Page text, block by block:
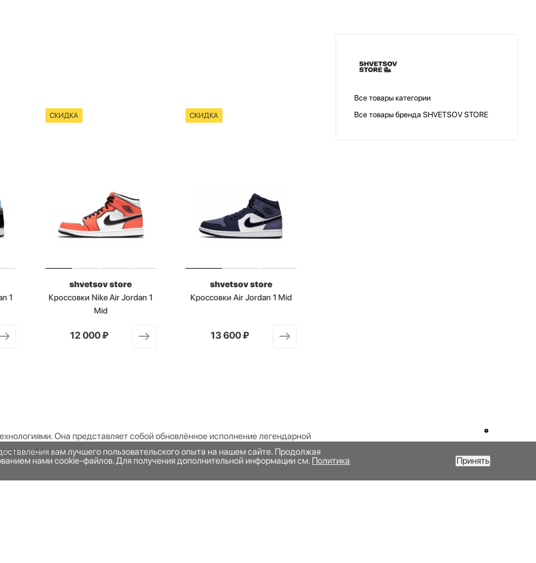
1
СКИДКА
shvetsov store
Кроссовки Nike Air Jordan 1
Mid
12 000 ₽
СКИДКА
shvetsov store
Кроссовки Air Jordan 1 Mid
13 600 ₽
Она представляет собой обновлённое исполнение легендарной
комфорта.
Все товары категории
Все товары бренда SHVETSOV STORE
вам лучшего пользовательского опыта на нашем сайте. Продолжая
нами cookie-файлов. Для получения дополнительной информации см. Политика
Принять